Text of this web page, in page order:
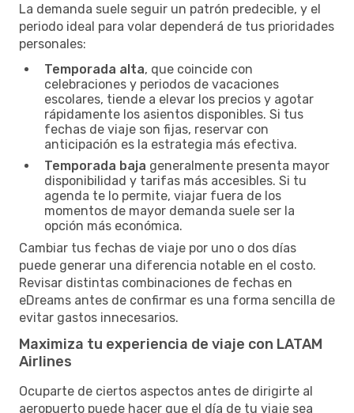
La demanda suele seguir un patrón predecible, y el
periodo ideal para volar dependerá de tus prioridades
personales:
Temporada alta, que coincide con
celebraciones y periodos de vacaciones
escolares, tiende a elevar los precios y agotar
rápidamente los asientos disponibles. Si tus
fechas de viaje son fijas, reservar con
anticipación es la estrategia más efectiva.
Temporada baja generalmente presenta mayor
disponibilidad y tarifas más accesibles. Si tu
agenda te lo permite, viajar fuera de los
momentos de mayor demanda suele ser la
opción más económica.
Cambiar tus fechas de viaje por uno o dos días
puede generar una diferencia notable en el costo.
Revisar distintas combinaciones de fechas en
eDreams antes de confirmar es una forma sencilla de
evitar gastos innecesarios.
Maximiza tu experiencia de viaje con LATAM
Airlines
Ocuparte de ciertos aspectos antes de dirigirte al
aeropuerto puede hacer que el día de tu viaje sea